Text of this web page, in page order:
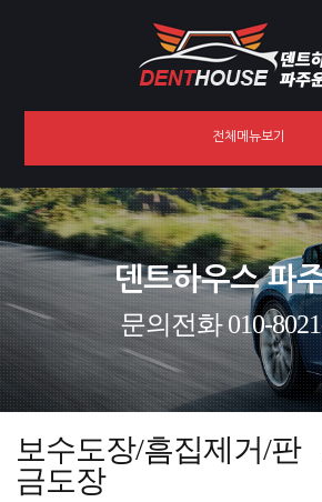
전체메뉴보기
덴트하우스 파
문의전화 010-
보수도장/흠집제거/판
금도장